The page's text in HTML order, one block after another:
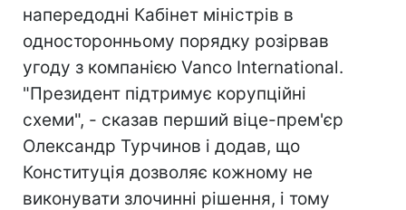
напередодні Кабінет міністрів в
односторонньому порядку розірвав
угоду з компанією Vanco International.
"Президент підтримує корупційні
схеми", - сказав перший віце-прем'єр
Олександр Турчинов і додав, що
Конституція дозволяє кожному не
виконувати злочинні рішення, і тому